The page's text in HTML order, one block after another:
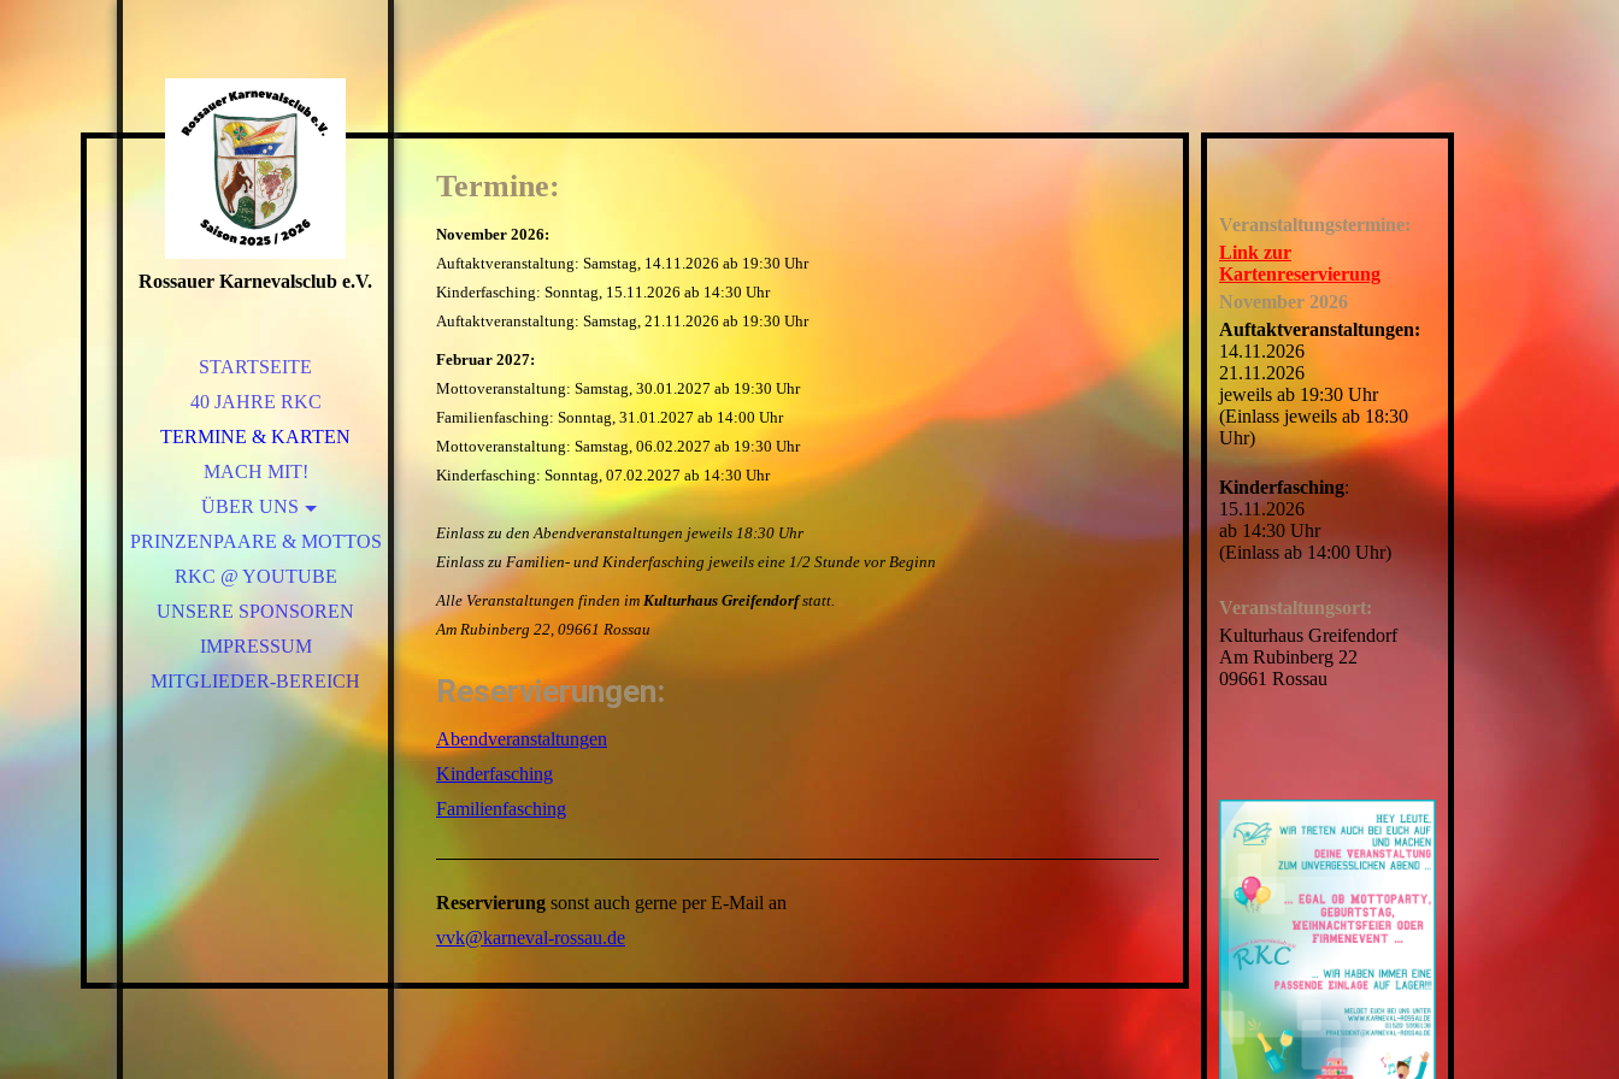
Rossauer Karnevalsclub e.V.
STARTSEITE
40 JAHRE RKC
TERMINE & KARTEN
MACH MIT!
ÜBER UNS
VORSTAND
ELFERRAT
TANZGARDEN
SAALPOLIZEI
PRINZENPAARE & MOTTOS
RKC @ YOUTUBE
UNSERE SPONSOREN
IMPRESSUM
MITGLIEDER-BEREICH
Termine:
November 2026:
Auftaktveranstaltung: Samstag, 14.11.2026 ab 19:30 Uhr
Kinderfasching: Sonntag, 15.11.2026 ab 14:30 Uhr
Auftaktveranstaltung: Samstag, 21.11.2026 ab 19:30 Uhr
Februar 2027:
Mottoveranstaltung: Samstag, 30.01.2027 ab 19:30 Uhr
Familienfasching: Sonntag, 31.01.2027 ab 14:00 Uhr
Mottoveranstaltung: Samstag, 06.02.2027 ab 19:30 Uhr
Kinderfasching: Sonntag, 07.02.2027 ab 14:30 Uhr
Einlass zu den Abendveranstaltungen jeweils 18:30 Uhr
Einlass zu Familien- und Kinderfasching jeweils eine 1/2 Stunde vor Beginn
Alle Veranstaltungen finden im Kulturhaus Greifendorfstatt.
Am Rubinberg 22, 09661 Rossau
Reservierungen:
Abendveranstaltungen
Kinderfasching
Familienfasching
Reservierung sonst auch gerne per E-Mail an
vvk@karneval-rossau.de
Veranstaltungstermine:
Link zur
Kartenreservierung
November 2026
Auftaktveranstaltungen:
14.11.2026
21.11.2026
jeweils ab 19:30 Uhr
(Einlass jeweils ab 18:30
Uhr)
Kinderfasching:
15.11.2026
ab 14:30 Uhr
(Einlass ab 14:00 Uhr)
Veranstaltungsort:
Kulturhaus Greifendorf
Am Rubinberg 22
09661 Rossau